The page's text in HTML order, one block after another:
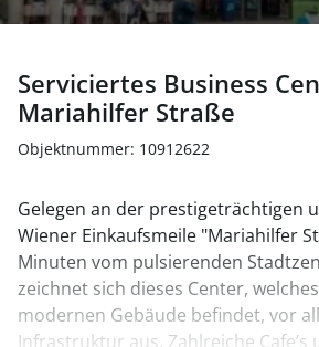
Serviciertes Business
Mariahilfer Straße
Objektnummer: 10912622
Gelegen an der prestigeträchtigen
Wiener Einkaufsmeile "Mariahilfer
Minuten vom pulsierenden
zeichnet sich dieses Center,
modernen Gebäude befindet, vor
Infrastruktur aus. Zahlreiche Cafe’s